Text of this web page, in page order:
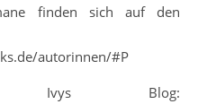
finden sich auf den
autorinnen/#P
Ivys Blog: